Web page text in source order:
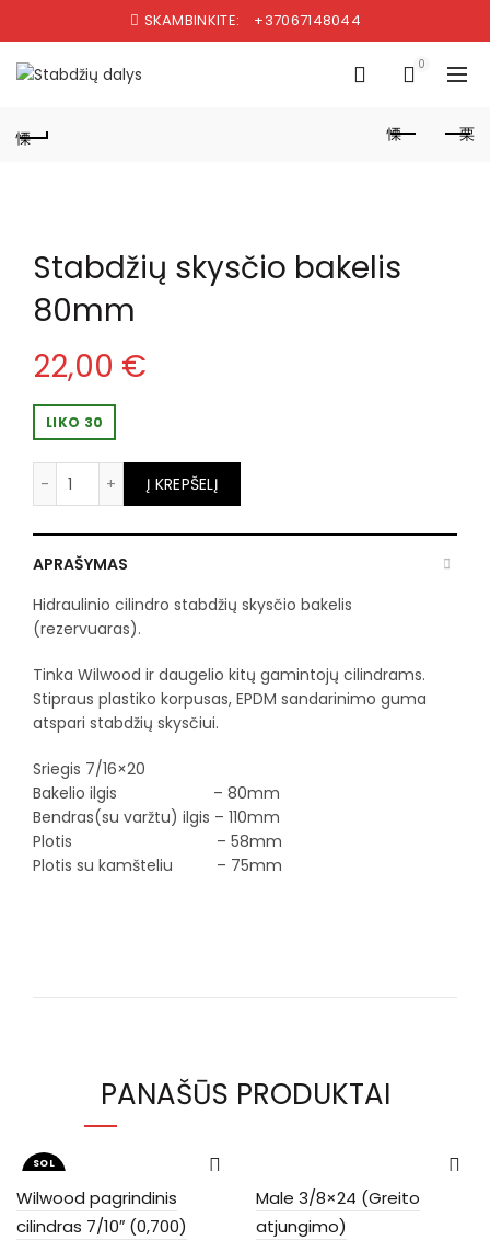
SKAMBINKITE: +37067148044
0
Stabdžių skysčio bakelis
80mm
22,00 €
LIKO 30
produkto kiekis: Stabdžių skysčio bakelis 80mm
Į KREPŠELĮ
APRAŠYMAS
Hidraulinio cilindro stabdžių skysčio bakelis
(rezervuaras).
Tinka Wilwood ir daugelio kitų gamintojų cilindrams.
Stipraus plastiko korpusas, EPDM sandarinimo guma
atspari stabdžių skysčiui.
Sriegis 7/16×20
Bakelio ilgis – 80mm
Bendras(su varžtu) ilgis – 110mm
Plotis – 58mm
Plotis su kamšteliu – 75mm
PANAŠŪS PRODUKTAI
SOL
D OU
Wilwood pagrindinis
cilindras 7/10″ (0,700)
Male 3/8×24 (Greito
atjungimo)